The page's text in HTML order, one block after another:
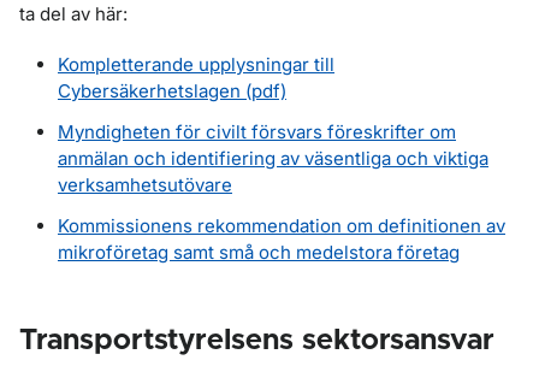
ta del av här:
Kompletterande upplysningar till
Cybersäkerhetslagen (pdf)
Myndigheten för civilt försvars föreskrifter om
anmälan och identifiering av väsentliga och viktiga
verksamhetsutövare
Kommissionens rekommendation om definitionen av
mikroföretag samt små och medelstora företag
Transportstyrelsens sektorsansvar